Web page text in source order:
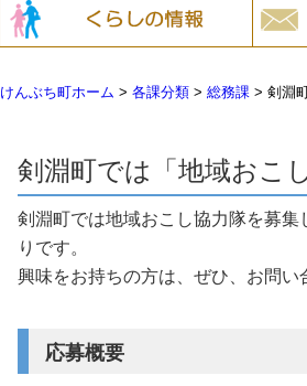
けんぶち町ホーム > 各課分類 > 総務課 > 剣淵
剣淵町では「地域おこ
剣淵町では地域おこし協力隊を募
りです。
興味をお持ちの方は、ぜひ、お問い
応募概要